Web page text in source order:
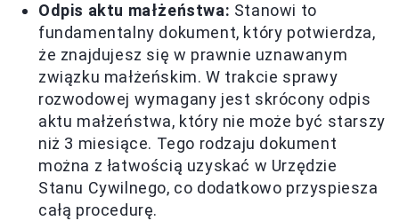
Odpis aktu małżeństwa: Stanowi to
fundamentalny dokument, który potwierdza,
że znajdujesz się w prawnie uznawanym
związku małżeńskim. W trakcie sprawy
rozwodowej wymagany jest skrócony odpis
aktu małżeństwa, który nie może być starszy
niż 3 miesiące. Tego rodzaju dokument
można z łatwością uzyskać w Urzędzie
Stanu Cywilnego, co dodatkowo przyspiesza
całą procedurę.